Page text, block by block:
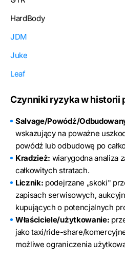
HardBody
JDM
Juke
Leaf
Czynniki ryzyka w historii
Salvage/Powódź/
wskazujący na poważne
powódź lub odbudowę po
Kradzież: wiarygodna analiza
całkowitych stratach.
Licznik: podejrzane „skoki"
zapisach serwisowych,
kupujących o potencjalnych
Właściciele/użytkowanie:
jako taxi/ride-share/
możliwe ograniczenia